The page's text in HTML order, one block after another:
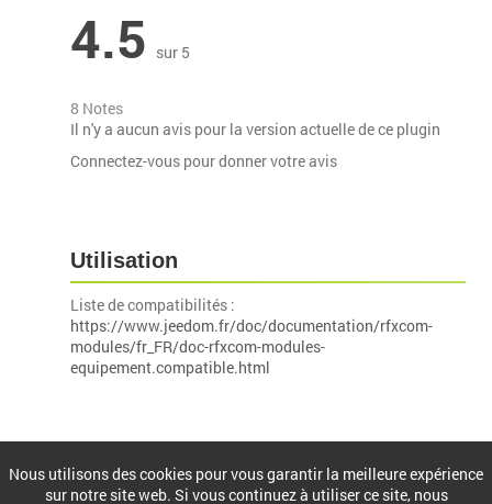
4.5 sur 5
8 Notes
Il n'y a aucun avis pour la version actuelle de ce plugin
Connectez-vous pour donner votre avis
Utilisation
Liste de compatibilités :
https://www.jeedom.fr/doc/documentation/rfxcom-
modules/fr_FR/doc-rfxcom-modules-
equipement.compatible.html
Nous utilisons des cookies pour vous garantir la meilleure expérience
sur notre site web. Si vous continuez à utiliser ce site, nous